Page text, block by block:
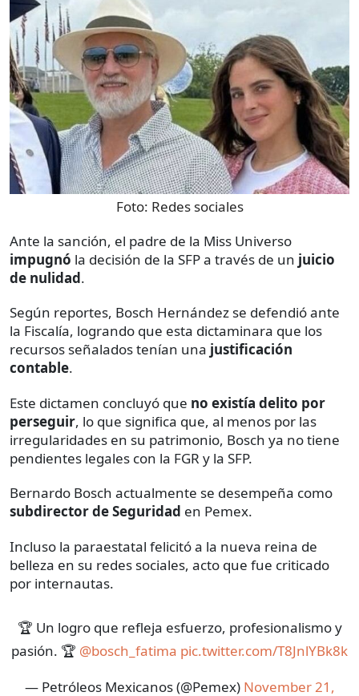
Foto: Redes sociales
Ante la sanción, el padre de la Miss Universo
impugnó la decisión de la SFP a través de un juicio
de nulidad.
Según reportes, Bosch Hernández se defendió ante
la Fiscalía, logrando que esta dictaminara que los
recursos señalados tenían una justificación
contable.
Este dictamen concluyó que no existía delito por
perseguir, lo que significa que, al menos por las
irregularidades en su patrimonio, Bosch ya no tiene
pendientes legales con la FGR y la SFP.
Bernardo Bosch actualmente se desempeña como
subdirector de Seguridad en Pemex.
Incluso la paraestatal felicitó a la nueva reina de
belleza en su redes sociales, acto que fue criticado
por internautas.
🏆 Un logro que refleja esfuerzo, profesionalismo y
pasión. 🏆 @bosch_fatima pic.twitter.com/T8JnlYBk8k
— Petróleos Mexicanos (@Pemex) November 21,